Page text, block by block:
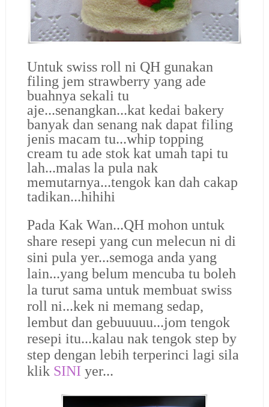
Untuk swiss roll ni QH gunakan
filing jem strawberry yang ade
buahnya sekali tu
aje...senangkan...kat kedai bakery
banyak dan senang nak dapat filing
jenis macam tu...whip topping
cream tu ade stok kat umah tapi tu
lah...malas la pula nak
memutarnya...tengok kan dah cakap
tadikan...hihihi
Pada Kak Wan...QH mohon untuk
share resepi yang cun melecun ni di
sini pula yer...semoga anda yang
lain...yang belum mencuba tu boleh
la turut sama untuk membuat swiss
roll ni...kek ni memang sedap,
lembut dan gebuuuuu...jom tengok
resepi itu...kalau nak tengok step by
step dengan lebih terperinci lagi sila
klik SINI yer...